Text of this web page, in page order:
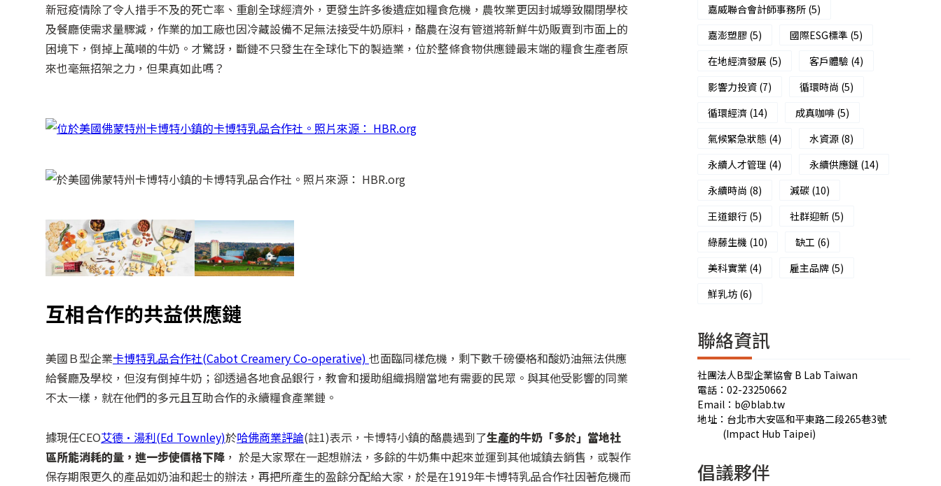
新冠疫情除了令人措手不及的死亡率、重創全球經濟外，更發生許多後遺症如糧食危機，農牧業更因封城導致關閉學校
及餐廳使需求量驟減，作業的加工廠也因冷藏設備不足無法接受牛奶原料，酪農在沒有管道將新鮮牛奶販賣到市面上的
困境下，倒掉上萬噸的牛奶。才驚訝，斷鏈不只發生在全球化下的製造業，位於整條食物供應鏈最末端的糧食生產者原
來也毫無招架之力，但果真如此嗎？
互相合作的共益供應鏈
美國Ｂ型企業卡博特乳品合作社(Cabot Creamery Co-operative) 也面臨同樣危機，剩下數千磅優格和酸奶油無法供應
給餐廳及學校，但沒有倒掉牛奶；卻透過各地食品銀行，教會和援助組織捐贈當地有需要的民眾。與其他受影響的同業
不太一樣，就在他們的多元且互助合作的永續糧食產業鏈。
據現任CEO艾德·湯利(Ed Townley)於哈佛商業評論(註1)表示，卡博特小鎮的酪農遇到了生產的牛奶「多於」當地社
區所能消耗的量，進一步使價格下降 ， 於是大家聚在一起想辦法，多餘的牛奶集中起來並運到其他城鎮去銷售，或製作
保存期限更久的產品如奶油和起士的辦法，再把所產生的盈餘分配給大家，於是在1919年卡博特乳品合作社因著危機而
嘉威聯合會計師事務所(5)
嘉澎塑膠(5) 國際ESG標準(5)
在地經濟發展 (5) 客戶體驗 (4)
影響力投資(7) 循環時尚 (5)
循環經濟(14) 成真咖啡(5)
氣候緊急狀態 (4) 水資源(8)
永續人才管理 (4) 永續供應鏈(14)
永續時尚 (8) 減碳(10)
王道銀行(5) 社群迎新(5)
綠藤生機 (10) 缺工 (6)
美科實業(4) 雇主品牌(5)
鮮乳坊(6)
聯絡資訊
社團法人B型企業協會 B Lab Taiwan
電話：02-23250662
Email：b@blab.tw
地址：台北市大安區和平東路二段265巷3號
(Impact Hub Taipei)
倡議夥伴